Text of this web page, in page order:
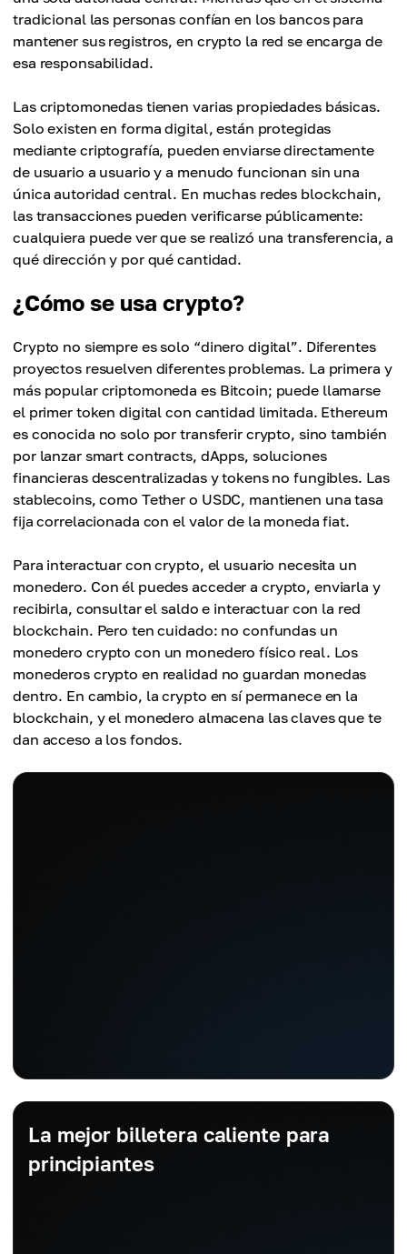
tradicional las personas confían en los bancos para
mantener sus registros, en crypto la red se encarga de
esa responsabilidad.
Las criptomonedas tienen varias propiedades básicas.
Solo existen en forma digital, están protegidas
mediante criptografía, pueden enviarse directamente
de usuario a usuario y a menudo funcionan sin una
única autoridad central. En muchas redes blockchain,
las transacciones pueden verificarse públicamente:
cualquiera puede ver que se realizó una transferencia, a
qué dirección y por qué cantidad.
¿Cómo se usa crypto?
Crypto no siempre es solo “dinero digital”. Diferentes
proyectos resuelven diferentes problemas. La primera y
más popular criptomoneda es Bitcoin; puede llamarse
el primer token digital con cantidad limitada. Ethereum
es conocida no solo por transferir crypto, sino también
por lanzar smart contracts, dApps, soluciones
financieras descentralizadas y tokens no fungibles. Las
stablecoins, como Tether o USDC, mantienen una tasa
fija correlacionada con el valor de la moneda fiat.
Para interactuar con crypto, el usuario necesita un
monedero. Con él puedes acceder a crypto, enviarla y
recibirla, consultar el saldo e interactuar con la red
blockchain. Pero ten cuidado: no confundas un
monedero crypto con un monedero físico real. Los
monederos crypto en realidad no guardan monedas
dentro. En cambio, la crypto en sí permanece en la
blockchain, y el monedero almacena las claves que te
dan acceso a los fondos.
La mejor billetera caliente para
principiantes